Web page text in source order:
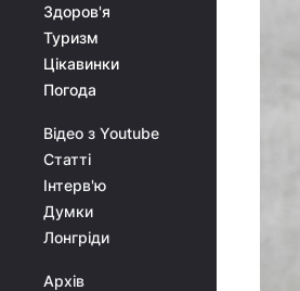
Здоров'я
Туризм
Цікавинки
Погода
Відео з Youtube
Статті
Інтерв'ю
Думки
Лонгріди
Архів